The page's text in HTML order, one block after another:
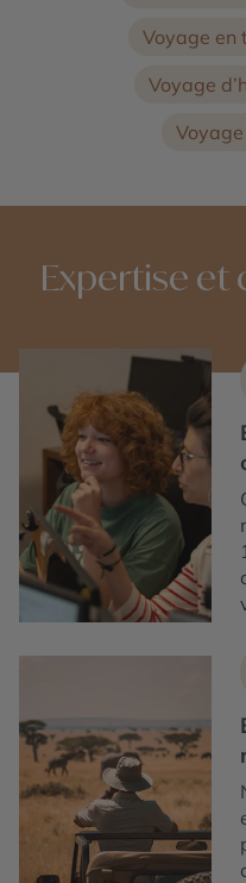
Voyage en
Voyage
Expertise